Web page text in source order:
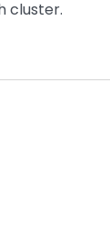
cluster.